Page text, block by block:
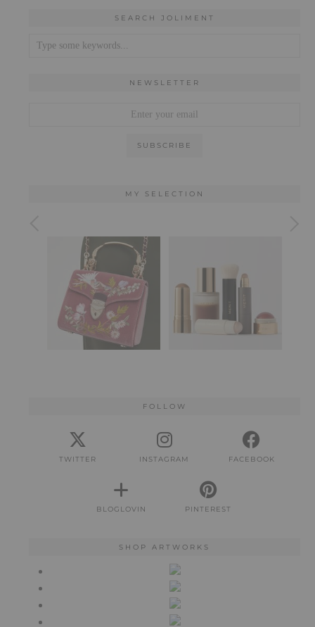
SEARCH JOLIMENT
NEWSLETTER
MY SELECTION
FOLLOW
TWITTER INSTAGRAM FACEBOOK
BLOGLOVIN PINTEREST
SHOP ARTWORKS